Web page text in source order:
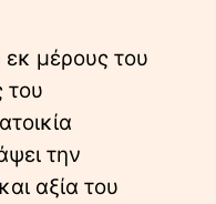
εκ μέρους του
του
την
αξία του